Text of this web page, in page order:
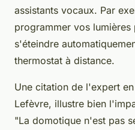
assistants vocaux. Par
programmer vos
s'éteindre
thermostat à distance.
Une citation de l'expert
Lefèvre, illustre bien
"La domotique n'est pas